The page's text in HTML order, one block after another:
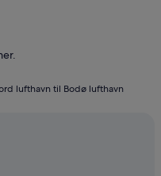
lufthavn til Bodø lufthavn